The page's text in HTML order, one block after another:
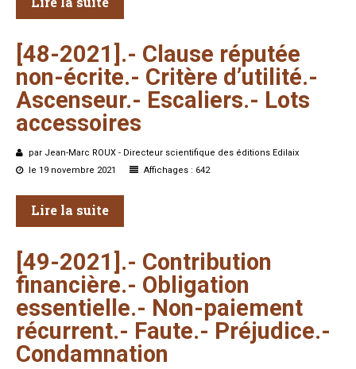
[48-2021].- Clause réputée
non-écrite.- Critère d’utilité.-
Ascenseur.- Escaliers.- Lots
accessoires
par Jean-Marc ROUX - Directeur scientifique des éditions Edilaix
le 19 novembre 2021
Affichages : 642
Lire la suite
[49-2021].- Contribution
financière.- Obligation
essentielle.- Non-paiement
récurrent.- Faute.- Préjudice.-
Condamnation